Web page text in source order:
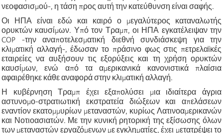
νεοφασισμού-, η τάση προς αυτή την κατεύθυνση είναι σαφής.
Οι ΗΠΑ είναι εδώ και καιρό ο μεγαλύτερος καταναλωτής
ορυκτών καυσίμων. Υπό τον Τραμπ, οι ΗΠΑ εγκατέλειψαν την
COP -την αναποτελεσματική διεθνή συνδιάσκεψη για την
κλιματική αλλαγή-, έδωσαν το πράσινο φως στις πετρελαϊκές
εταιρείες να αυξήσουν τις εξορύξεις και τη χρήση ορυκτών
καυσίμων, ενώ από τα αμερικανικά κανονιστικά πλαίσια
αφαιρέθηκε κάθε αναφορά στην κλιματική αλλαγή.
Η κυβέρνηση Τραμπ έχει εξαπολύσει μια ιδιαίτερα άγρια
αστυνομο-στρατιωτική εκστρατεία διώξεων και απελάσεων
εναντίον εκατομμυρίων μεταναστών, κυρίως Λατινοαμερικανών
και Νοτιοασιατών. Με την κυνική ρητορική της εξίσωσης όλων
των μεταναστών εργαζόμενων με εγκληματίες, έχει μετατρέψει το